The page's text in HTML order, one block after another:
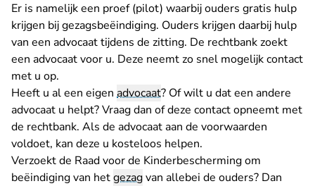
Er is namelijk een proef (pilot) waarbij ouders gratis hulp
krijgen bij gezagsbeëindiging. Ouders krijgen daarbij hulp
van een advocaat tijdens de zitting. De rechtbank zoekt
een advocaat voor u. Deze neemt zo snel mogelijk contact
met u op.
Heeft u al een eigen advocaat? Of wilt u dat een andere
advocaat u helpt? Vraag dan of deze contact opneemt met
de rechtbank. Als de advocaat aan de voorwaarden
voldoet, kan deze u kosteloos helpen.
Verzoekt de Raad voor de Kinderbescherming om
beëindiging van hetgezagvan allebei de ouders? Dan